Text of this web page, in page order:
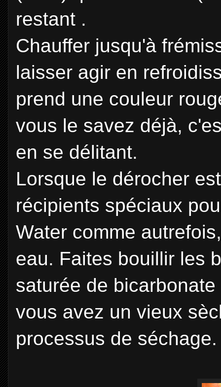
restant .
Chauffer jusqu'à
laisser agir en
prend une couleur
vous le savez déjà,
en se délitant.
Lorsque le dérocher
récipients spéciaux
Water comme
eau. Faites bouillir les
saturée de
vous avez un vieux
processus de